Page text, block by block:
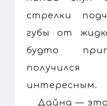
стрелки
губы от
будто
интересным.
Дайна — это